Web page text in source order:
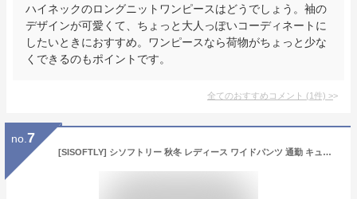
ハイネックのロングニットワンピースはどうでしょう。袖の
デザインが可愛くて、ちょっと大人っぽいコーディネートに
したいときにおすすめ。ワンピースなら荷物がちょっと少な
くできるのもポイントです。
全てのおすすめコメント (1件) >
no. 7
[SISOFTLY] シソフトリー 秋冬 レディース ワイドパンツ 通勤 キュロット 無地 ワイドパンツ 普段着 カジュアル スカンツ スカーチョ フレア 九分丈 細見せ 脚長 九分丈 着回し ガウチョパンツ (ブラック, S)